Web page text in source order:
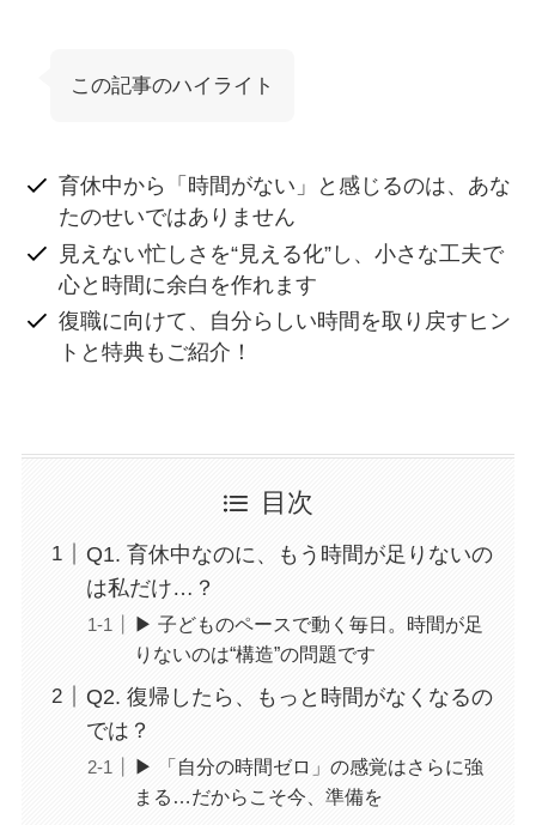
この記事のハイライト
育休中から「時間がない」と感じるのは、あな
たのせいではありません
見えない忙しさを“見える化”し、小さな工夫で
心と時間に余白を作れます
復職に向けて、自分らしい時間を取り戻すヒン
トと特典もご紹介！
目次
Q1. 育休中なのに、もう時間が足りないの
は私だけ…？
▶ 子どものペースで動く毎日。時間が足
りないのは“構造”の問題です
Q2. 復帰したら、もっと時間がなくなるの
では？
▶ 「自分の時間ゼロ」の感覚はさらに強
まる…だからこそ今、準備を